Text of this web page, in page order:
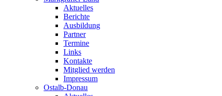
Aktuelles
Berichte
Ausbildung
Partner
Termine
Links
Kontakte
Mitglied werden
Impressum
Ostalb-Donau